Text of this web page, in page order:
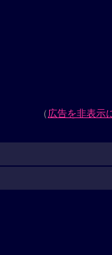
（広告を非表示